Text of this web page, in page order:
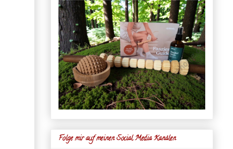
Folge mir auf meinen Social Media Kanälen